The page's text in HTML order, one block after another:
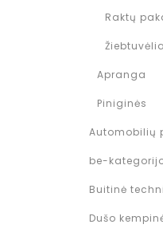
Raktų
Apranga
Piniginės
Automobilių
be-
Buitinė
Dušo